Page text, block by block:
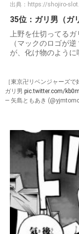
出典： https://shojiro-
35位：ガリ男（ガ
上野を仕切ってる
（マックのロゴが
が、化け物のように
［東京卍リベンジャーズで
ガリ男 pic.twitter.com/
— 矢島ともあき